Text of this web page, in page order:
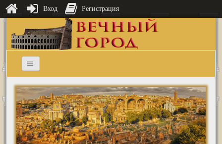
Вход Регистрация